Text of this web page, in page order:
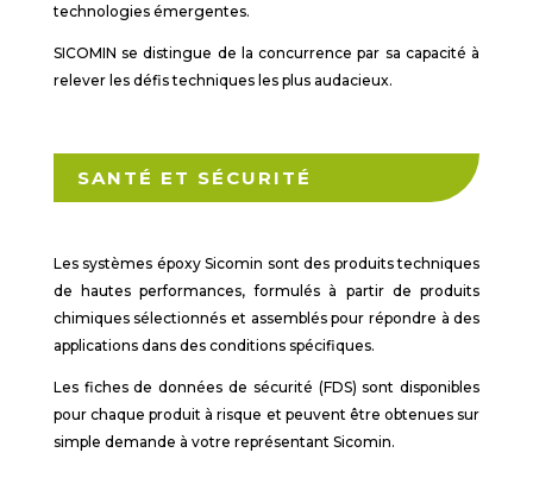
technologies émergentes.
SICOMIN se distingue de la concurrence par sa capacité à
relever les défis techniques les plus audacieux.
SANTÉ ET SÉCURITÉ
Les systèmes époxy Sicomin sont des produits techniques
de hautes performances, formulés à partir de produits
chimiques sélectionnés et assemblés pour répondre à des
applications dans des conditions spécifiques.
Les fiches de données de sécurité (FDS) sont disponibles
pour chaque produit à risque et peuvent être obtenues sur
simple demande à votre représentant Sicomin.